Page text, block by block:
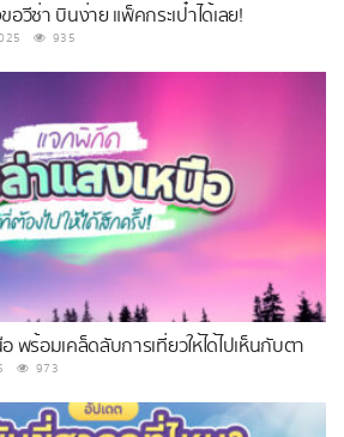
วีซ่า บินง่าย แพ็คกระเป๋าได้เลย!
935
อ พร้อมเคล็ดลับการเที่ยวให้ได้ไปเห็นกับตา
973